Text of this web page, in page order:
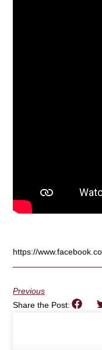
https://
Previous
Share the Post: